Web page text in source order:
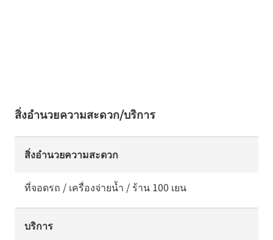
สิ่งอำนวยความสะดวก/บริการ
สิ่งอำนวยความสะดวก
ที่จอดรถ / เครื่องจ่ายน้ำ / ร้าน 100 เยน
บริการ